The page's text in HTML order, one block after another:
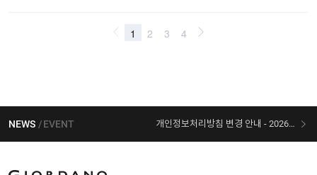
NEWS EVENT 개인정보처리방침 변경 안내 - 2026/07/30 시행